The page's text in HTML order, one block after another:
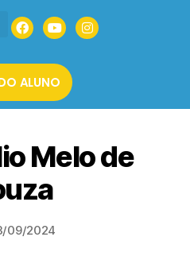
ALUNO
Melo de
09/2024